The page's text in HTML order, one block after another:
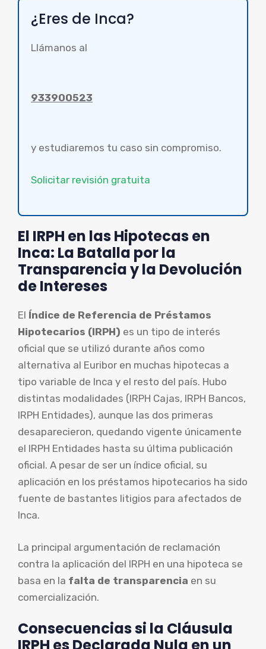
¿Eres de Inca?
Llámanos al
933900523
y estudiaremos tu caso sin compromiso.
Solicitar revisión gratuita
El IRPH en las Hipotecas en
Inca: La Batalla por la
Transparencia y la Devolución
de Intereses
El Índice de Referencia de Préstamos
Hipotecarios (IRPH) es un tipo de interés
oficial que se utilizó durante años como
alternativa al Euribor en muchas hipotecas a
tipo variable de Inca y el resto del país. Hubo
distintas modalidades (IRPH Cajas, IRPH Bancos,
IRPH Entidades), aunque las dos primeras
desaparecieron, quedando vigente únicamente
el IRPH Entidades hasta su última publicación
oficial. A pesar de ser un índice oficial, su
aplicación en los préstamos hipotecarios ha sido
fuente de bastantes litigios para afectados de
Inca.
La principal argumentación de reclamación
contra la aplicación del IRPH en una hipoteca se
basa en la falta de transparencia en su
comercialización.
Consecuencias si la Cláusula